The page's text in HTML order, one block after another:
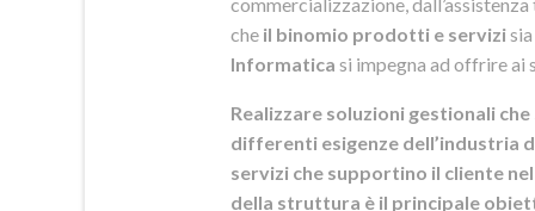
che il binomio prodotti e servizi
Informatica si impegna ad offrire ai
Realizzare soluzioni gestionali che
differenti esigenze dell’industria
servizi che supportino il cliente
della struttura è il principale